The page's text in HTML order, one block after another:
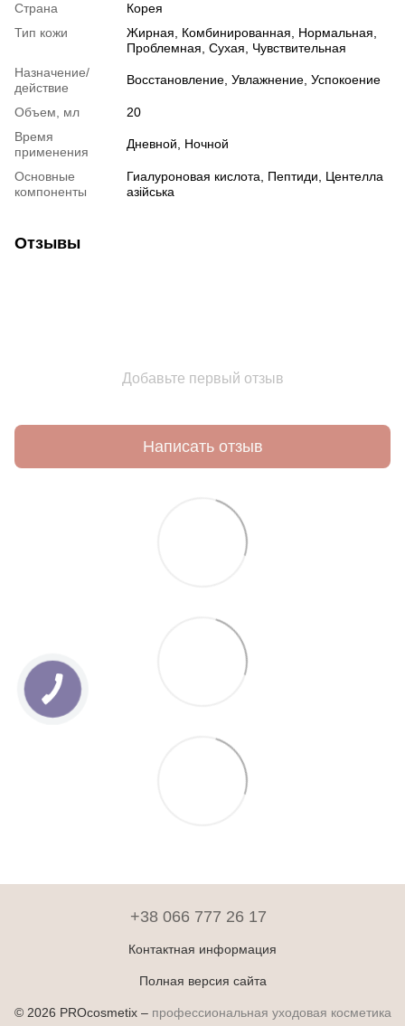
Страна
Корея
Тип кожи
Жирная Комбинированная Нормальная
Проблемная Сухая
Чувствительная
Назначение/
действие
Восстановление Увлажнение Успокоение
Объем, мл
20
Время
применения
Дневной Ночной
Основные
компоненты
Гиалуроновая кислота Пептиди
Центелла
азійська
Отзывы
Добавьте первый отзыв
Написать отзыв
+38 066 777 26 17
Контактная информация
Полная версия сайта
© 2026 PROcosmetix – профессиональная уходовая косметика